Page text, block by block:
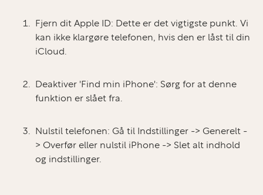
Fjern dit Apple ID: Dette er det vigtigste punkt. Vi
kan ikke klargøre telefonen, hvis den er låst til din
iCloud.
Deaktiver 'Find min iPhone': Sørg for at denne
funktion er slået fra.
Nulstil telefonen: Gå til Indstillinger -> Generelt -
> Overfør eller nulstil iPhone -> Slet alt indhold
og indstillinger.